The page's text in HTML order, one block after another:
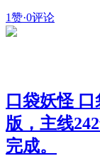
1赞·0评论
口袋妖怪
版，主线
完成。